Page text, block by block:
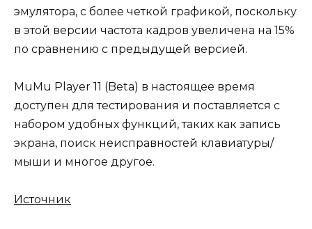
эмулятора, с более четкой графикой, поскольку
в этой версии частота кадров увеличена на 15%
по сравнению с предыдущей версией.
MuMu Player 11 (Beta) в настоящее время
доступен для тестирования и поставляется с
набором удобных функций, таких как запись
экрана, поиск неисправностей клавиатуры/
мыши и многое другое.
Источник